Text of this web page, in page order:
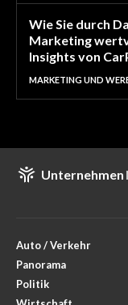
Wie Sie durch
Marketing
Insights von
MARKETING UND
Unternehmen
Auto / Verkehr
Panorama
Politik